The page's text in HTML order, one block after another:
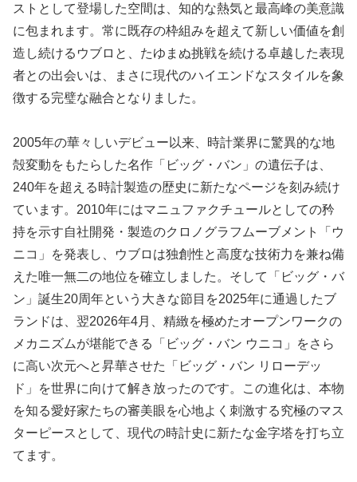
ストとして登場した空間は、知的な熱気と最高峰の美意識
に包まれます。常に既存の枠組みを超えて新しい価値を創
造し続けるウブロと、たゆまぬ挑戦を続ける卓越した表現
者との出会いは、まさに現代のハイエンドなスタイルを象
徴する完璧な融合となりました。
2005年の華々しいデビュー以来、時計業界に驚異的な地
殻変動をもたらした名作「ビッグ・バン」の遺伝子は、
240年を超える時計製造の歴史に新たなページを刻み続け
ています。2010年にはマニュファクチュールとしての矜
持を示す自社開発・製造のクロノグラフムーブメント「ウ
ニコ」を発表し、ウブロは独創性と高度な技術力を兼ね備
えた唯一無二の地位を確立しました。そして「ビッグ・バ
ン」誕生20周年という大きな節目を2025年に通過したブ
ランドは、翌2026年4月、精緻を極めたオープンワークの
メカニズムが堪能できる「ビッグ・バン ウニコ」をさら
に高い次元へと昇華させた「ビッグ・バン リローデッ
ド」を世界に向けて解き放ったのです。この進化は、本物
を知る愛好家たちの審美眼を心地よく刺激する究極のマス
ターピースとして、現代の時計史に新たな金字塔を打ち立
てます。